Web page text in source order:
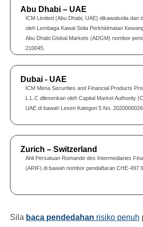
Abu Dhabi – UAE
ICM Limited (Abu Dhabi, UAE) dikawalselia dan
oleh Lembaga Kawal Selia Perkhidmatan
Abu Dhabi Global Markets (ADGM) nombor
210045.
Dubai - UAE
ICM Mena Securities and Financial Products
L.L.C dilesenkan oleh Capital Market Authority
UAE di bawah Lesen Kategori 5 No.
Zurich – Switzerland
Ahli Persatuan Romande des Intermediaries
(ARIF) di bawah nombor pendaftaran CHE-
Sila baca pendedahan risiko penuh